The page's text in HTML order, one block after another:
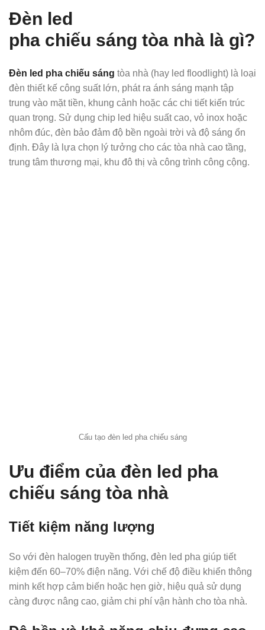
Đèn led
pha chiếu sáng tòa nhà là gì?
Đèn led pha chiếu sáng tòa nhà (hay led floodlight) là loại
đèn thiết kế công suất lớn, phát ra ánh sáng mạnh tập
trung vào mặt tiền, khung cảnh hoặc các chi tiết kiến trúc
quan trọng. Sử dụng chip led hiệu suất cao, vỏ inox hoặc
nhôm đúc, đèn bảo đảm độ bền ngoài trời và độ sáng ổn
định. Đây là lựa chọn lý tưởng cho các tòa nhà cao tầng,
trung tâm thương mại, khu đô thị và công trình công cộng.
Cấu tạo đèn led pha chiếu sáng
Ưu điểm của đèn led pha
chiếu sáng tòa nhà
Tiết kiệm năng lượng
So với đèn halogen truyền thống, đèn led pha giúp tiết
kiệm đến 60–70% điện năng. Với chế độ điều khiển thông
minh kết hợp cảm biến hoặc hẹn giờ, hiệu quả sử dụng
càng được nâng cao, giảm chi phí vận hành cho tòa nhà.